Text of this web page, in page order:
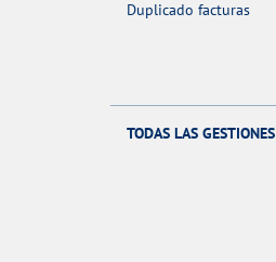
Duplicado facturas
TODAS LAS GESTIONES